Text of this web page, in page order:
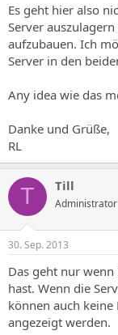
Es geht hier also
Server
aufzubauen. Ich
Server in den
Any idea wie das
Danke und Grüße,
RL
T Till
Administrator
30. Sep. 2013
Das geht nur
hast. Wenn die
können auch
angezeigt werden.